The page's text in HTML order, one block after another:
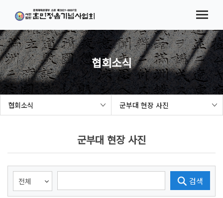
메뉴바로가기
본문바로가기
법인소개
협회소식
시험(대회) 요강
참가접수
결과발표
세종여민관
협회소식
협회소식 군부대 현장 사진
군부대 현장 사진
검색